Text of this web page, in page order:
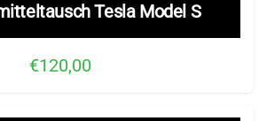
Tesla Model S
€120,00